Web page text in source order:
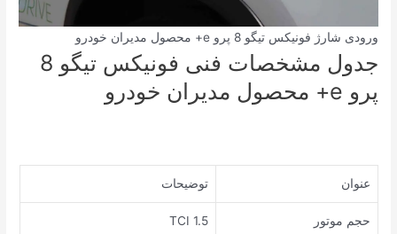
ورودی شارژ فونیکس تیگو 8 پرو e+ محصول مدیران خودرو
جدول مشخصات فنی فونیکس تیگو 8
پرو e+ محصول مدیران خودرو
ﻋﻨﻮﺍﻥ ﺗﻮﺿﻴﺤﺎﺕ
ﺣﺠﻢ ﻣﻮﺗﻮﺭ 1.5 TCI